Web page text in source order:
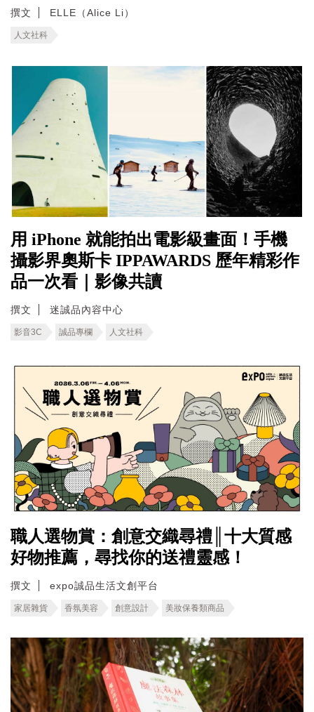
撰文 ELLE（Alice Li）
人文社科
用 iPhone 就能拍出電影級畫面！手機
攝影界奧斯卡 IPPAWARDS 歷年精彩作
品一次看｜影像共讀
撰文 迷誠品內容中心
影音3C 誠品專欄 人文社科
職人選物賞：創意交織尋禮║十大質感
好物推薦，尋找你的送禮靈感！
撰文 expo誠品生活文創平台
家居雜貨 香氛美容 創意設計 美妝保養類商品